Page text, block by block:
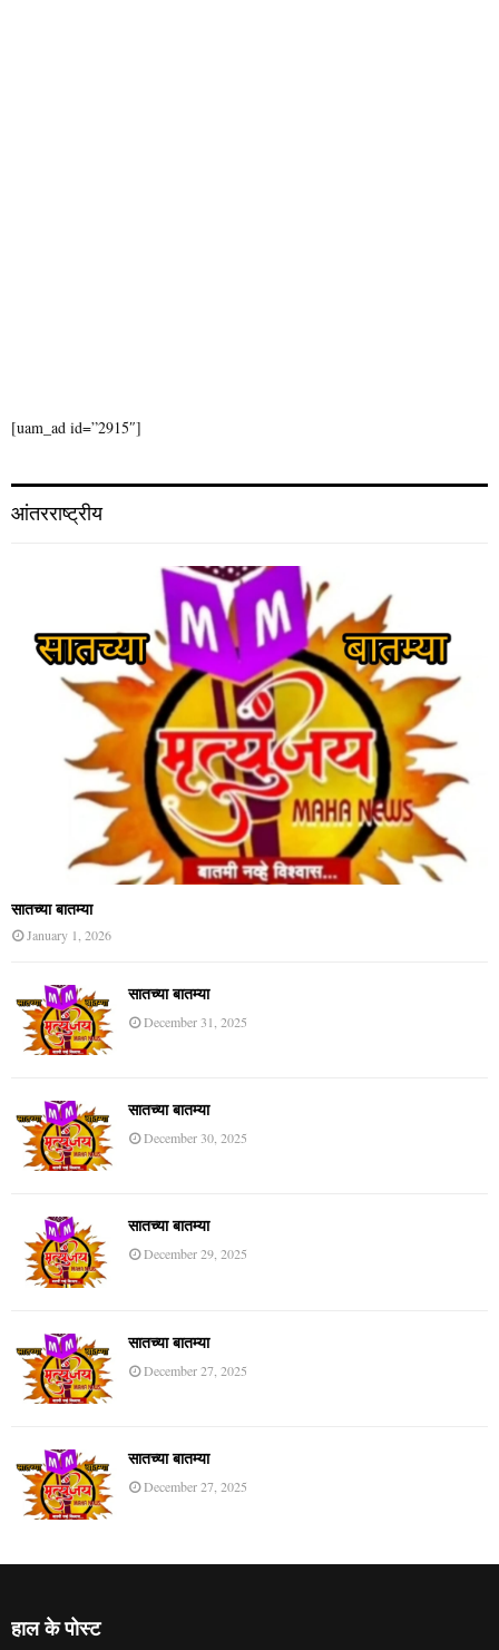
[uam_ad id=”2915″]
आंतरराष्ट्रीय
सातच्या बातम्या
January 1, 2026
सातच्या बातम्या
December 31, 2025
सातच्या बातम्या
December 30, 2025
सातच्या बातम्या
December 29, 2025
सातच्या बातम्या
December 27, 2025
सातच्या बातम्या
December 27, 2025
हाल के पोस्ट